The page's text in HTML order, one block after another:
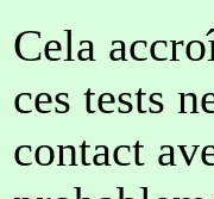
Cela
ces tests
contact